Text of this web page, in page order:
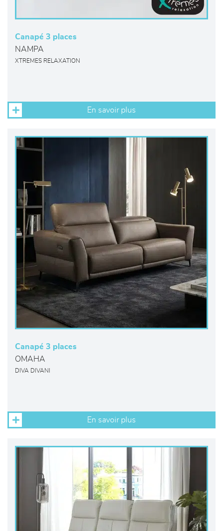
Canapé 3 places
NAMPA
XTREMES RELAXATION
En savoir plus
Canapé 3 places
OMAHA
DIVA DIVANI
En savoir plus